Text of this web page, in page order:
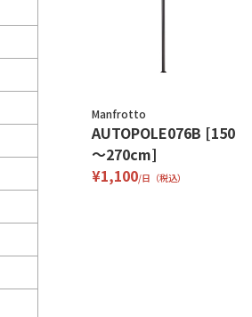
Manfrotto
AUTOPOLE076B [150
～270cm]
¥1,100/日（税込）